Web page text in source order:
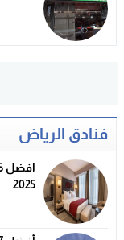
فنادق الرياض
2025